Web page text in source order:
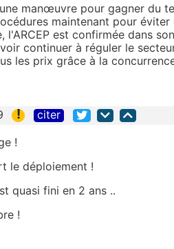
manœuvre pour gagner du
maintenant pour éviter
l'ARCEP est confirmée dans
continuer à réguler le
les prix grâce à la
! citer
!
le déploiement !
quasi fini en 2 ans ..
!